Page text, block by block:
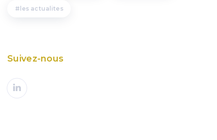
les actualites
Suivez-nous